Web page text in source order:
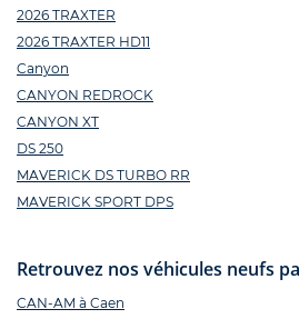
2026 TRAXTER
2026 TRAXTER HD11
Canyon
CANYON REDROCK
CANYON XT
DS 250
MAVERICK DS TURBO RR
MAVERICK SPORT DPS
Retrouvez nos véhicules neufs
CAN-AM à Caen